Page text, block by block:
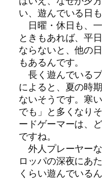
い、遊んでいる日
日曜・休日も、
ときもあれば、平
ならないと、他の
もあるんです。
長く遊んでいる
によると、夏の時
ないそうです。寒
でも」と多くなり
ードゲーマーは、
ですね。
外人プレーヤー
ロッパの深夜にあ
くらい遊んでいる